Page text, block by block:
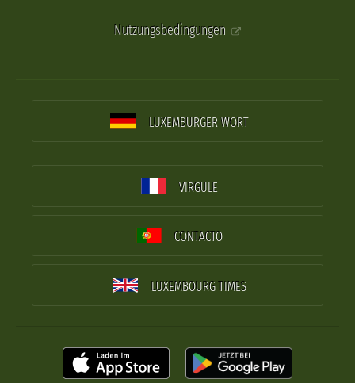
Nutzungsbedingungen
LUXEMBURGER WORT
VIRGULE
CONTACTO
LUXEMBOURG TIMES